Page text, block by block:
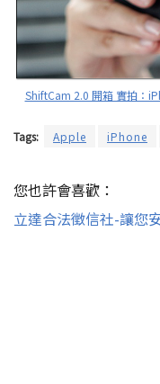
ShiftCam 2.0 開箱 實拍：
Tags: Apple iPhone
您也許會喜歡：
立達合法徵信社-讓您